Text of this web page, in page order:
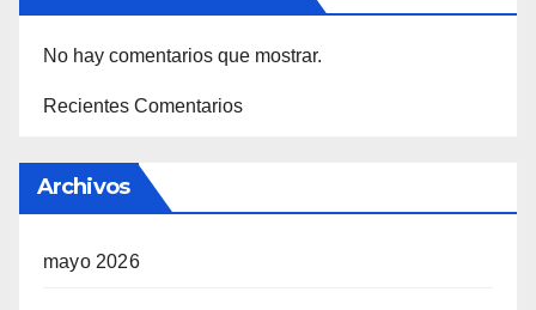
No hay comentarios que mostrar.
Recientes Comentarios
Archivos
mayo 2026